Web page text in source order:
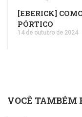
[EBERICK]
PÓRTICO
14 de outubro de 2024
VOCÊ TAMBÉM